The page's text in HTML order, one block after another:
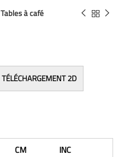
Tables à café
TÉLÉCHARGEMENT 2D
CM
INC